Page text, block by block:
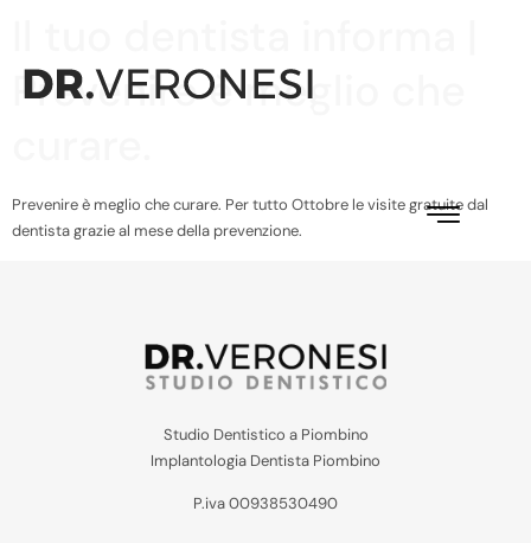
Prevenire è meglio che
Prevenire è meglio che curare. Per tutto Ottobre le visite gratuite dal
dentista grazie al mese della prevenzione.
Studio Dentistico a Piombino
Implantologia Dentista Piombino
P.iva 00938530490